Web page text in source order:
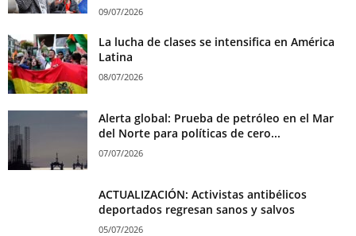
09/07/2026
La lucha de clases se intensifica en América
Latina
08/07/2026
Alerta global: Prueba de petróleo en el Mar
del Norte para políticas de cero...
07/07/2026
ACTUALIZACIÓN: Activistas antibélicos
deportados regresan sanos y salvos
05/07/2026